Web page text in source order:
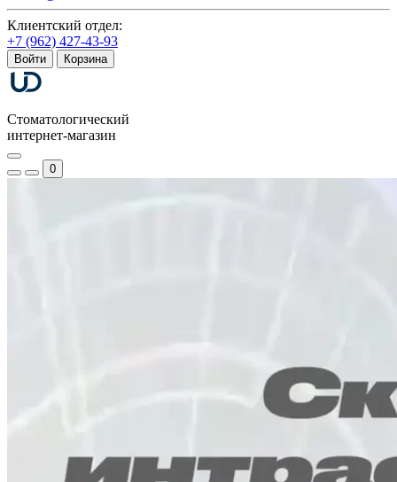
Клиентский отдел:
+7 (962) 427-43-93
Войти Корзина
Стоматологический
интернет-магазин
0